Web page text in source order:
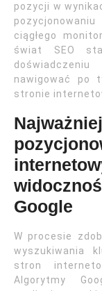
pozycji w
ciągłego
świat SEO
nawigować po
stronie
Google
W procesie
wyszukiwania
stron
Algorytmy